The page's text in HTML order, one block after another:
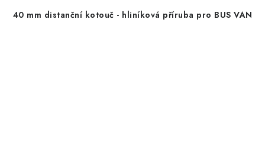
40 mm distanční kotouč - hliníková příruba pro BUS VAN